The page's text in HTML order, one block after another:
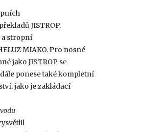
JISTROP.
a stropní
MIAKO. Pro nosné
jako JISTROP se
ponese také kompletní
jako je zakládací